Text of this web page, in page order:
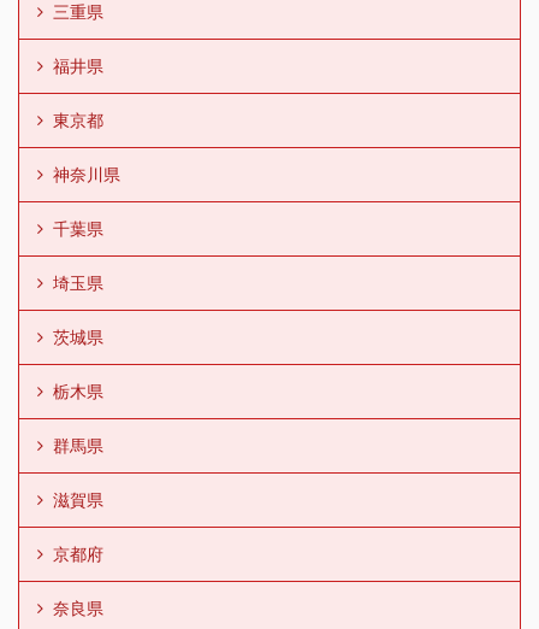
三重県
福井県
東京都
神奈川県
千葉県
埼玉県
茨城県
栃木県
群馬県
滋賀県
京都府
奈良県